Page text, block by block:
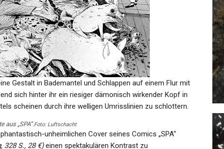
Gestalt in Bademantel und Schlappen auf einem Flur mit
sich hinter ihr ein riesiger dämonisch wirkender Kopf in
scheinen durch ihre welligen Umrisslinien zu schlottern.
aus „SPA“.Foto: Luftschacht
unheimlichen Cover seines Comics „SPA“
328 S., 28 €) einen spektakulären Kontrast zu
In
SPORT
Fifa Untersucht Spiele In London
Und Tirana
Oct 14, 2021